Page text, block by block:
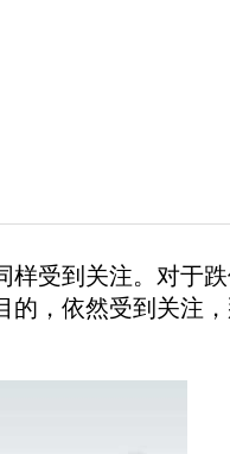
受到关注。对于
的，依然受到关注